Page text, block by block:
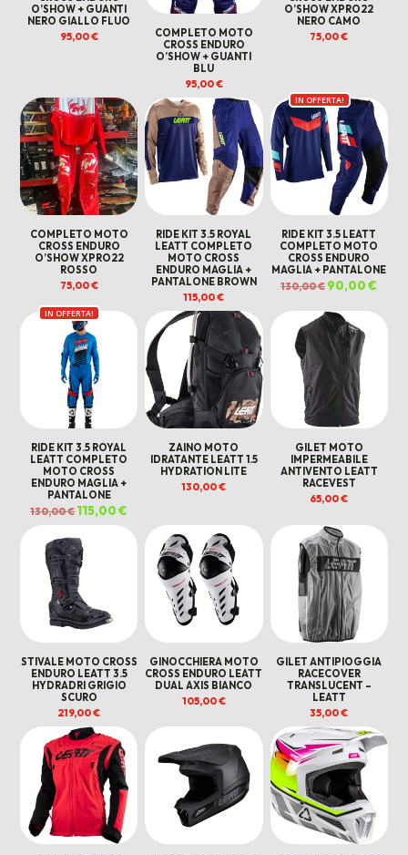
O’SHOW + GUANTI
NERO GIALLO FLUO
95,00€
COMPLETO MOTO
CROSS ENDURO
O’SHOW + GUANTI
BLU
95,00€
O’SHOW XPRO22
NERO CAMO
75,00€
COMPLETO MOTO
CROSS ENDURO
O’SHOW XPRO22
ROSSO
75,00€
RIDE KIT 3.5 ROYAL
LEATT COMPLETO
MOTO CROSS
ENDURO MAGLIA +
PANTALONE BROWN
115,00€
IN OFFERTA!
RIDE KIT 3.5 LEATT
COMPLETO MOTO
CROSS ENDURO
MAGLIA + PANTALONE
130,00€ Il
prezzo
era:
130,00 €.
90,00€
è:
IN OFFERTA!
RIDE KIT 3.5 ROYAL
LEATT COMPLETO
MOTO CROSS
ENDURO MAGLIA +
PANTALONE
130,00€Il
prezzo
originale
era:
130,00 €.
115,00€
attuale
è:
115,00 €.
ZAINO MOTO
IDRATANTE LEATT 1.5
HYDRATION LITE
130,00€
GILET MOTO
IMPERMEABILE
ANTIVENTO LEATT
RACEVEST
65,00€
STIVALE MOTO CROSS
ENDURO LEATT 3.5
HYDRADRI GRIGIO
SCURO
219,00€
GINOCCHIERA MOTO
CROSS ENDURO LEATT
DUAL AXIS BIANCO
105,00€
GILET ANTIPIOGGIA
RACECOVER
TRANSLUCENT –
LEATT
35,00€